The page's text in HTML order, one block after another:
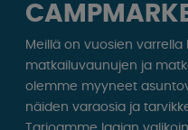
Meillä on vuosien
matkailuvaunujen ja
olemme myyneet
näiden varaosia ja